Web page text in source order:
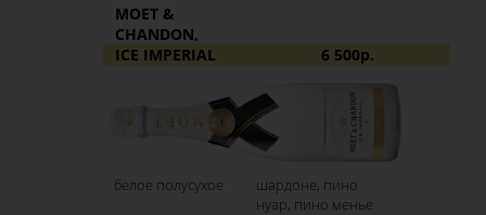
белое полусухое
6 500р.
MOET &
CHANDON,
ICE IMPERIAL
шардоне, пино
нуар, пино менье